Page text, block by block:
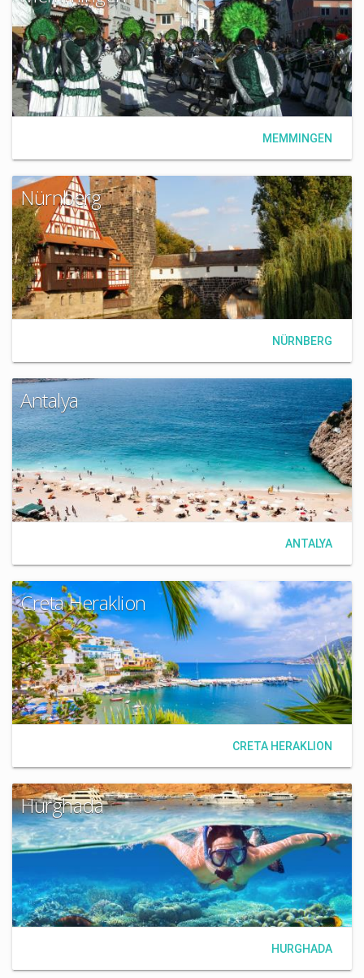
MEMMINGEN
Nürnberg
NÜRNBERG
Antalya
ANTALYA
Creta Heraklion
CRETA HERAKLION
Hurghada
HURGHADA